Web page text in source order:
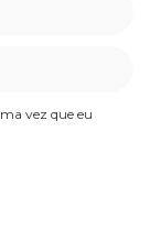
vez que eu